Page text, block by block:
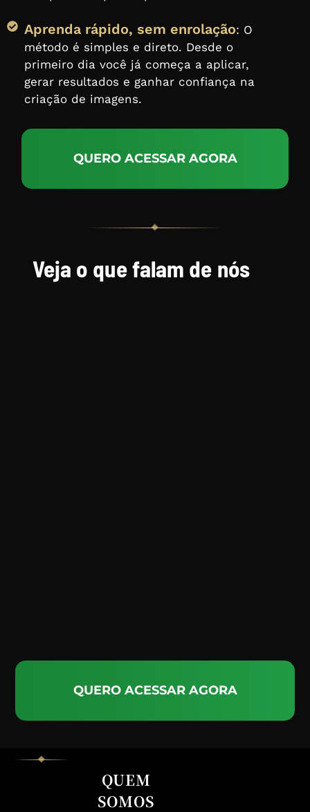
Aprenda rápido, sem enrolação: O
método é simples e direto. Desde o
primeiro dia você já começa a aplicar,
gerar resultados e ganhar confiança na
criação de imagens.
QUERO ACESSAR AGORA
Veja o que falam de nós
QUERO ACESSAR AGORA
QUEM
SOMOS